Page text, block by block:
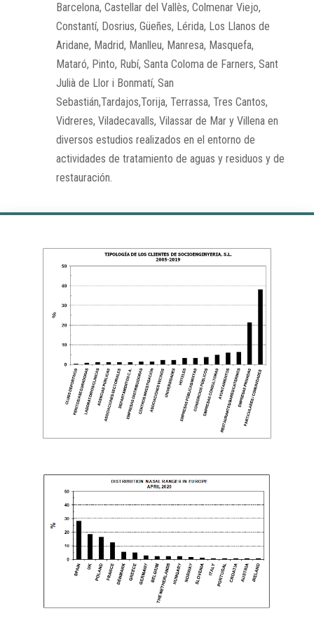
Barcelona, Castellar del Vallès, Colmenar Viejo,
Constantí, Dosrius, Güeñes, Lérida, Los Llanos de
Aridane, Madrid, Manlleu, Manresa, Masquefa,
Mataró, Pinto, Rubí, Santa Coloma de Farners, Sant
Julià de Llor i Bonmatí, San
Sebastián,Tardajos,Torija, Terrassa, Tres Cantos,
Vidreres, Viladecavalls, Vilassar de Mar y Villena en
diversos estudios realizados en el entorno de
actividades de tratamiento de aguas y residuos y de
restauración.